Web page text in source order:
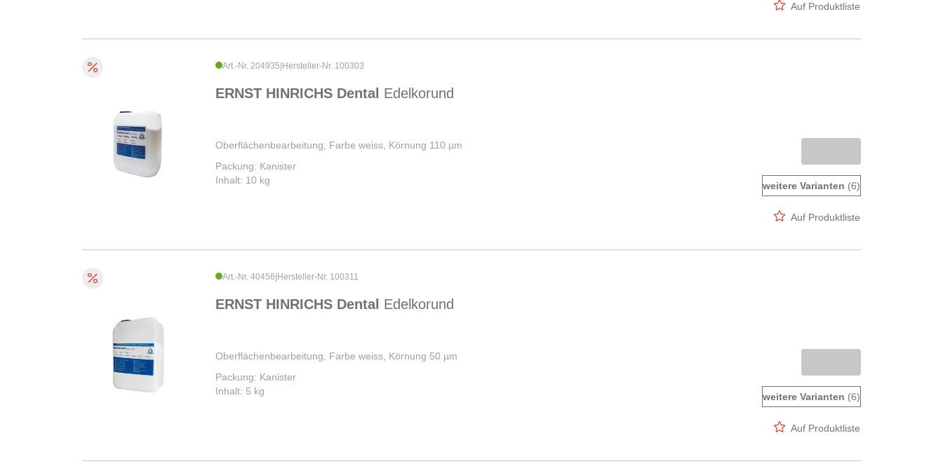
Auf Produktliste
Art.-Nr. 204935 Hersteller-Nr. 100303
ERNST HINRICHS Dental Edelkorund
Oberflächenbearbeitung, Farbe weiss, Körnung 110 µm
Packung: Kanister
Inhalt: 10 kg
weitere Varianten (6)
Auf Produktliste
Art.-Nr. 40456 Hersteller-Nr. 100311
ERNST HINRICHS Dental Edelkorund
Oberflächenbearbeitung, Farbe weiss, Körnung 50 µm
Packung: Kanister
Inhalt: 5 kg
weitere Varianten (6)
Auf Produktliste